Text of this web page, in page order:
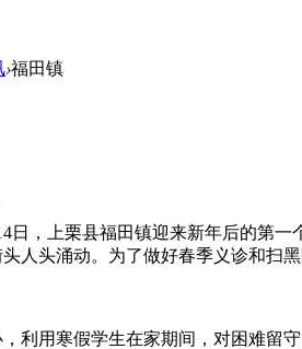
›福田镇
，上栗县福田镇迎来新年后的第一
人头涌动。为了做好春季义诊和扫
利用寒假学生在家期间，对困难